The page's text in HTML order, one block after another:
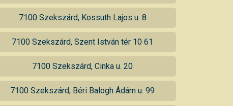
7100 Szekszárd, Kossuth Lajos u. 8
7100 Szekszárd, Szent István tér 10 61
7100 Szekszárd, Cinka u. 20
7100 Szekszárd, Béri Balogh Ádám u. 99